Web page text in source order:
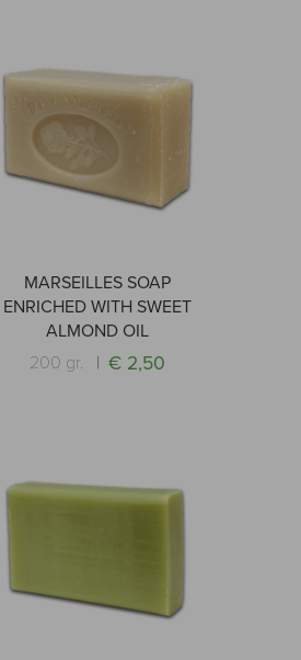
MARSEILLES SOAP
ENRICHED WITH SWEET
ALMOND OIL
200 gr.
€ 2,50